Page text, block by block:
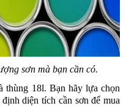
sơn mà bạn cần có.
thùng 18l. Bạn hãy lựa chọn
diện tích cần sơn để mua